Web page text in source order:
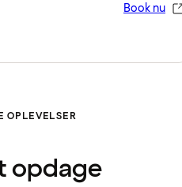
Book nu
OPLEVELSER
opdage